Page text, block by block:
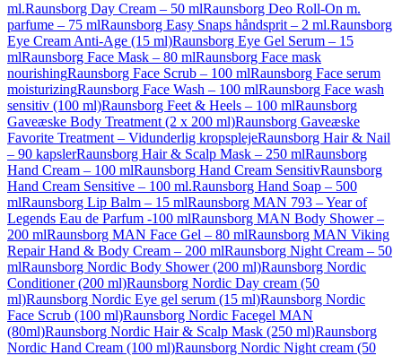
ml.Raunsborg Day Cream – 50 mlRaunsborg Deo Roll-On m.
parfume – 75 mlRaunsborg Easy Snaps håndsprit – 2 ml.Raunsborg
Eye Cream Anti-Age (15 ml)Raunsborg Eye Gel Serum – 15
mlRaunsborg Face Mask – 80 mlRaunsborg Face mask
nourishingRaunsborg Face Scrub – 100 mlRaunsborg Face serum
moisturizingRaunsborg Face Wash – 100 mlRaunsborg Face wash
sensitiv (100 ml)Raunsborg Feet & Heels – 100 mlRaunsborg
Gaveæske Body Treatment (2 x 200 ml)Raunsborg Gaveæske
Favorite Treatment – Vidunderlig kropsplejeRaunsborg Hair & Nail
– 90 kapslerRaunsborg Hair & Scalp Mask – 250 mlRaunsborg
Hand Cream – 100 mlRaunsborg Hand Cream SensitivRaunsborg
Hand Cream Sensitive – 100 ml.Raunsborg Hand Soap – 500
mlRaunsborg Lip Balm – 15 mlRaunsborg MAN 793 – Year of
Legends Eau de Parfum -100 mlRaunsborg MAN Body Shower –
200 mlRaunsborg MAN Face Gel – 80 mlRaunsborg MAN Viking
Repair Hand & Body Cream – 200 mlRaunsborg Night Cream – 50
mlRaunsborg Nordic Body Shower (200 ml)Raunsborg Nordic
Conditioner (200 ml)Raunsborg Nordic Day cream (50
ml)Raunsborg Nordic Eye gel serum (15 ml)Raunsborg Nordic
Face Scrub (100 ml)Raunsborg Nordic Facegel MAN
(80ml)Raunsborg Nordic Hair & Scalp Mask (250 ml)Raunsborg
Nordic Hand Cream (100 ml)Raunsborg Nordic Night cream (50